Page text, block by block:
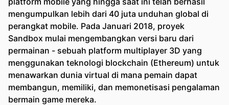
mengumpulkan lebih dari 40 juta unduhan global di
perangkat mobile. Pada Januari 2018, proyek
Sandbox mulai mengembangkan versi baru dari
permainan - sebuah platform multiplayer 3D yang
menggunakan teknologi blockchain (Ethereum) untuk
menawarkan dunia virtual di mana pemain dapat
membangun, memiliki, dan memonetisasi pengalaman
bermain game mereka.